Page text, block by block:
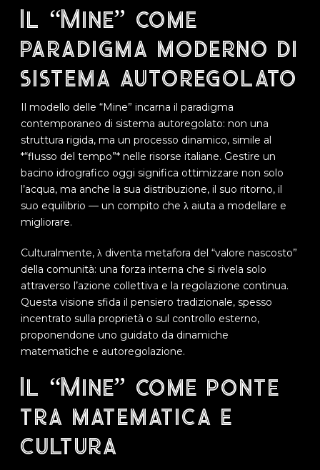
Il “Mine” come
paradigma moderno di
sistema autoregolato
Il modello delle “Mine” incarna il paradigma
contemporaneo di sistema autoregolato: non una
struttura rigida, ma un processo dinamico, simile al
*“flusso del tempo”* nelle risorse italiane. Gestire un
bacino idrografico oggi significa ottimizzare non solo
l’acqua, ma anche la sua distribuzione, il suo ritorno, il
suo equilibrio — un compito che λ aiuta a modellare e
migliorare.
Culturalmente, λ diventa metafora del “valore nascosto”
della comunità: una forza interna che si rivela solo
attraverso l’azione collettiva e la regolazione continua.
Questa visione sfida il pensiero tradizionale, spesso
incentrato sulla proprietà o sul controllo esterno,
proponendone uno guidato da dinamiche
matematiche e autoregolazione.
Il “Mine” come ponte
tra matematica e
cultura